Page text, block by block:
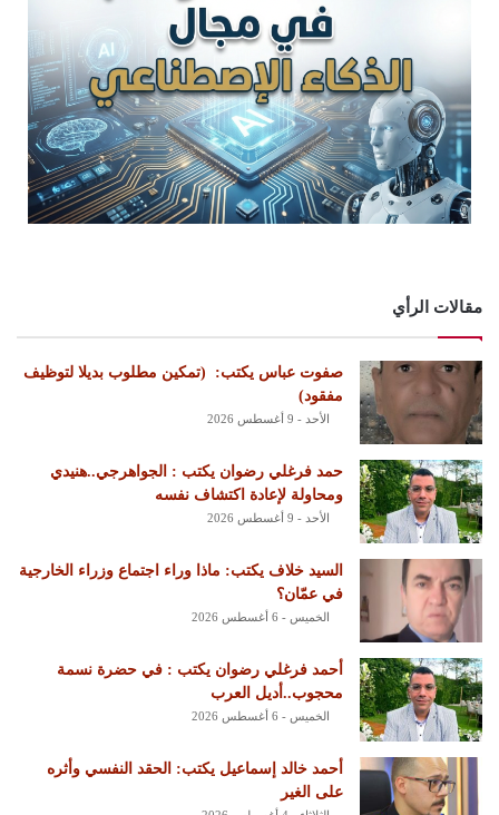
مقالات الرأي
‏صفوت عباس يكتب: ‏ ‏(تمكين مطلوب بديلا لتوظيف
مفقود)
الأحد - 9 أغسطس 2026
حمد فرغلي رضوان يكتب : الجواهرجي..هنيدي
ومحاولة لإعادة اكتشاف نفسه
الأحد - 9 أغسطس 2026
السيد خلاف يكتب: ماذا وراء اجتماع وزراء الخارجية
في عمّان؟
الخميس - 6 أغسطس 2026
أحمد فرغلي رضوان يكتب : في حضرة نسمة
محجوب..أديل العرب
الخميس - 6 أغسطس 2026
أحمد خالد إسماعيل يكتب: الحقد النفسي وأثره
على الغير